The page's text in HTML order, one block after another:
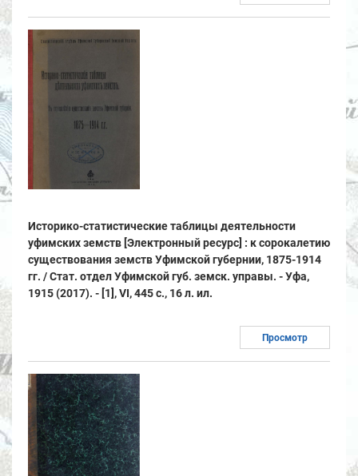
Историко-статистические таблицы деятельности
уфимских земств [Электронный ресурс] : к сорокалетию
существования земств Уфимской губернии, 1875-1914
гг. / Стат. отдел Уфимской губ. земск. управы. - Уфа,
1915 (2017). - [1], VI, 445 с., 16 л. ил.
Просмотр